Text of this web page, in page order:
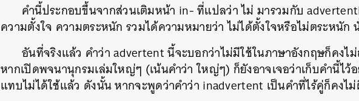
คำนี้ประกอบขึ้นจากส่วนเติมหน้า in- ที่แปลว่า ไม่ มารวมกับ
ความตั้งใจ ความตระหนัก รวมได้ความหมายว่า ไม่ได้ตั้งใจหรือไม่ตระหนัก
อันที่จริงแล้ว คำว่า advertent นี้จะบอกว่าไม่มีใช้ในภาษาอังกฤษก็คงไม่
หากเปิดพจนานุกรมเล่มใหญ่ๆ (เน้นคำว่า ใหญ่ๆ) ก็ยังอาจเจอว่าเก็บคำนี้ไ
แทบไม่ได้ใช้แล้ว ดังนั้น หากจะพูดว่าคำว่า inadvertent เป็นคำที่ไร้คู่ก็คงไม่